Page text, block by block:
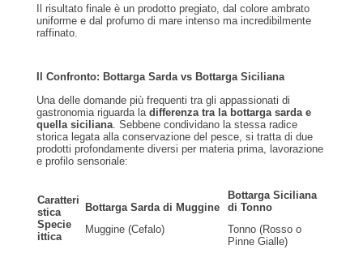
Il risultato finale è un prodotto pregiato, dal colore ambrato
uniforme e dal profumo di mare intenso ma incredibilmente
raffinato.
Il Confronto: Bottarga Sarda vs Bottarga Siciliana
Una delle domande più frequenti tra gli appassionati di
gastronomia riguarda la differenza tra la bottarga sarda e
quella siciliana. Sebbene condividano la stessa radice
storica legata alla conservazione del pesce, si tratta di due
prodotti profondamente diversi per materia prima, lavorazione
e profilo sensoriale:
Caratteri
stica
Specie
ittica
Bottarga Sarda di Muggine
Muggine (Cefalo)
Bottarga Siciliana
di Tonno
Tonno (Rosso o
Pinne Gialle)